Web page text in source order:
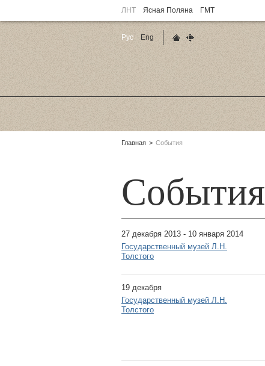
ЛНТ Ясная Поляна ГМТ
Родительские
Главная События
События
27 декабря 2013 - 10 января 2014
Государственный музей Л.Н.
Толстого
19 декабря
Государственный музей Л.Н.
Толстого
Рус
Eng